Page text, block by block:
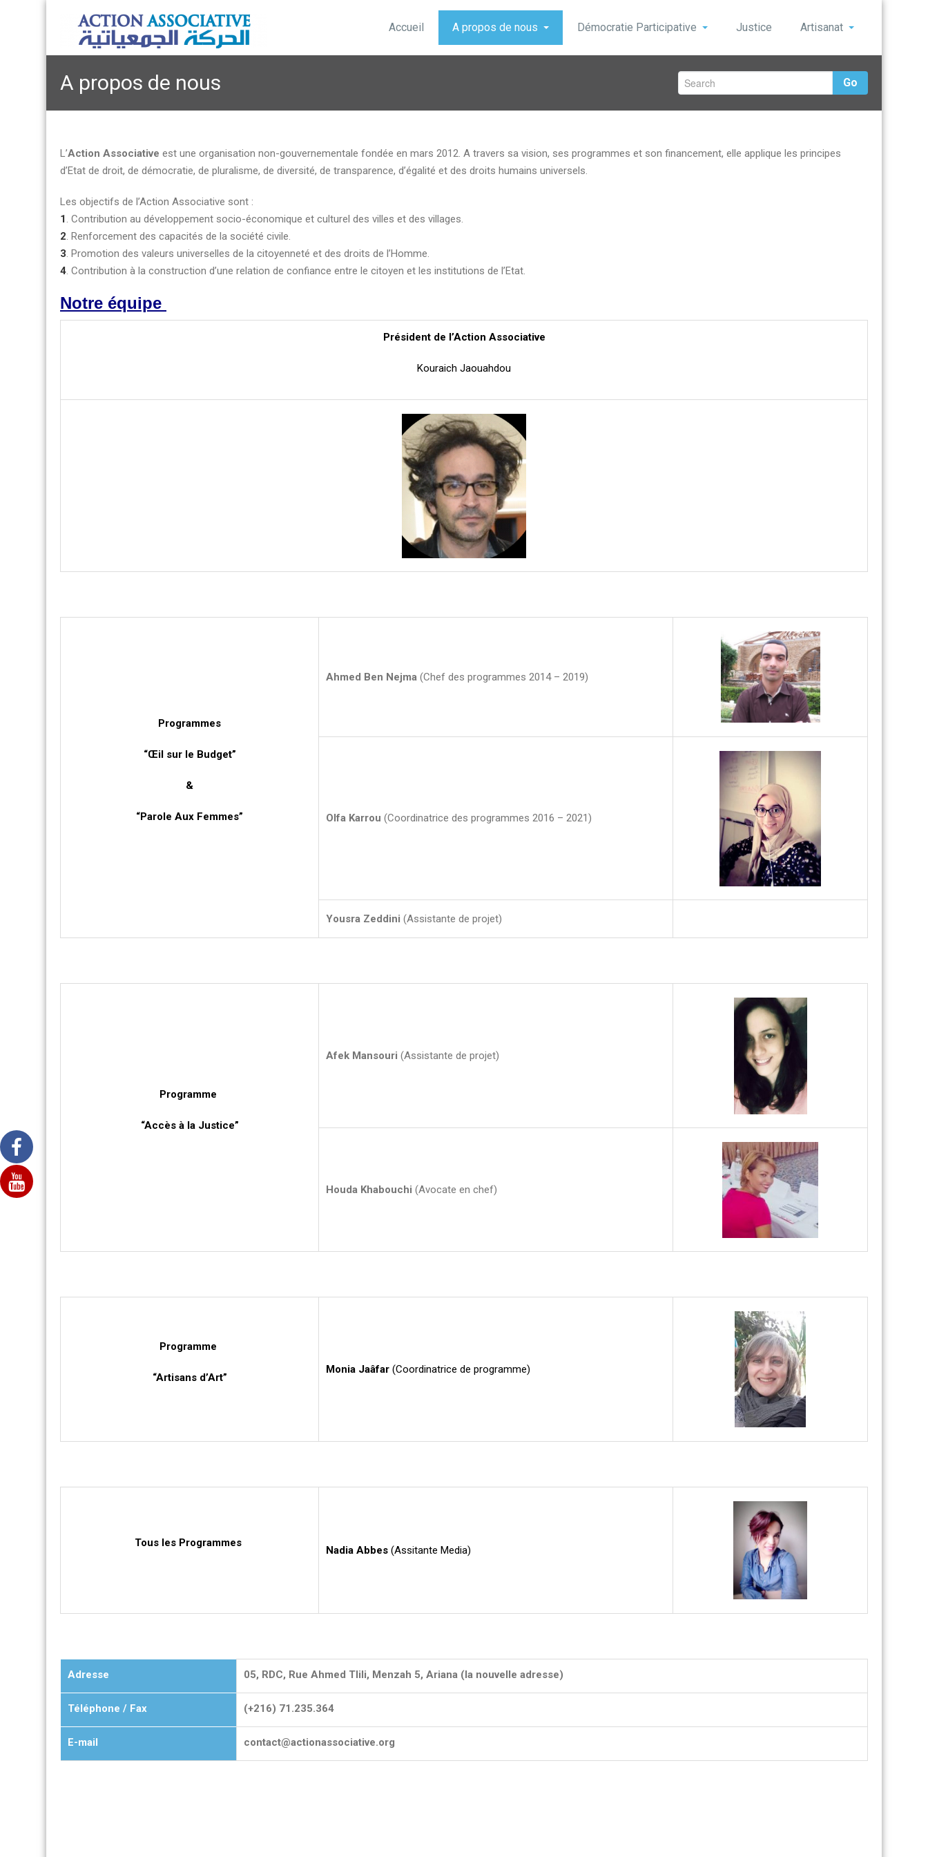
Accueil A propos de nous Démocratie Participative Justice Artisanat
A propos de nous Go
L’Action Associative est une organisation non-gouvernementale fondée en mars 2012. A travers sa vision, ses programmes et son financement, elle applique les principes
d’Etat de droit, de démocratie, de pluralisme, de diversité, de transparence, d’égalité et des droits humains universels.
Les objectifs de l’Action Associative sont :
1 . Contribution au développement socio-économique et culturel des villes et des villages.
2. Renforcement des capacités de la société civile.
3. Promotion des valeurs universelles de la citoyenneté et des droits de l’Homme.
4. Contribution à la construction d’une relation de confiance entre le citoyen et les institutions de l’Etat.
Notre équipe
Président de l’Action Associative
Kouraich Jaouahdou
Programmes
“Œil sur le Budget”
&
“Parole Aux Femmes”
Ahmed Ben Nejma (Chef des programmes 2014 – 2019)
Olfa Karrou (Coordinatrice des programmes 2016 – 2021)
Yousra Zeddini (Assistante de projet)
Programme
“Accès à la Justice”
Afek Mansouri (Assistante de projet)
Houda Khabouchi (Avocate en chef)
Programme
“Artisans d’Art”
Monia Jaâfar (Coordinatrice de programme)
Tous les Programmes
Nadia Abbes (Assitante Media)
Adresse 05, RDC, Rue Ahmed Tlili, Menzah 5, Ariana (la nouvelle adresse)
Téléphone / Fax (+216) 71.235.364
E-mail contact@actionassociative.org